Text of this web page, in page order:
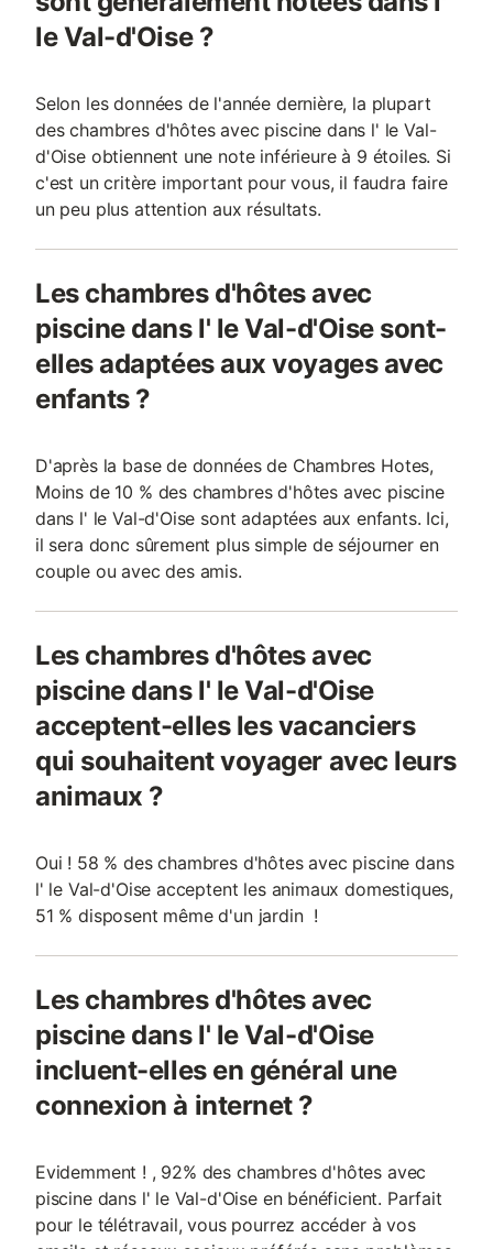
le Val-d'Oise ?
Selon les données de l'année dernière, la plupart
des chambres d'hôtes avec piscine dans l' le Val-
d'Oise obtiennent une note inférieure à 9 étoiles. Si
c'est un critère important pour vous, il faudra faire
un peu plus attention aux résultats.
Les chambres d'hôtes avec
piscine dans l' le Val-d'Oise sont-
elles adaptées aux voyages avec
enfants ?
D'après la base de données de Chambres Hotes,
Moins de 10 % des chambres d'hôtes avec piscine
dans l' le Val-d'Oise sont adaptées aux enfants. Ici,
il sera donc sûrement plus simple de séjourner en
couple ou avec des amis.
Les chambres d'hôtes avec
piscine dans l' le Val-d'Oise
acceptent-elles les vacanciers
qui souhaitent voyager avec leurs
animaux ?
Oui ! 58 % des chambres d'hôtes avec piscine dans
l' le Val-d'Oise acceptent les animaux domestiques,
51 % disposent même d'un jardin !
Les chambres d'hôtes avec
piscine dans l' le Val-d'Oise
incluent-elles en général une
connexion à internet ?
Evidemment ! , 92% des chambres d'hôtes avec
piscine dans l' le Val-d'Oise en bénéficient. Parfait
pour le télétravail, vous pourrez accéder à vos